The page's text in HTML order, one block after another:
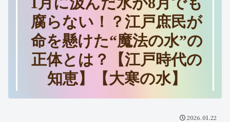
腐らない！？江戸庶民が
命を懸けた“魔法の水”の
正体とは？【江戸時代の
知恵】【大寒の水】
2026.01.22